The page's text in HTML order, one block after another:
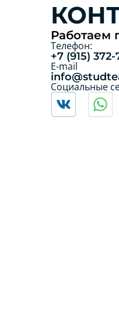
Работаем
Телефон:
+7 (915)
E-mail
Социальные